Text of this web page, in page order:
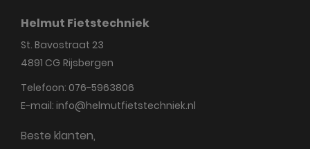
Helmut Fietstechniek
St. Bavostraat 23
4891 CG Rijsbergen
Telefoon: 076-5963806
E-mail: info@helmutfietstechniek.nl
Beste klanten,